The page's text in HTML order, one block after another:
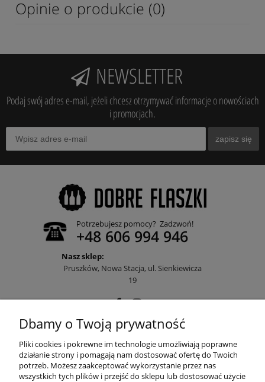
Opinie o produkcie (0)
NEWSLETTER
Podaj swój adres e-mail, jeżeli chcesz otrzymywać informacje o nowościach
i promocjach.
zapisz się
Potrzebujesz pomocy? Zadzwoń!
+48 606 994 946
Nasz sklep:
Pruszków, Nowa Stacja, ul. Sienkiewicza
19
POMOC
Dbamy o Twoją prywatność
Pliki cookies i pokrewne im technologie umożliwiają poprawne
działanie strony i pomagają nam dostosować ofertę do Twoich
potrzeb. Możesz zaakceptować wykorzystanie przez nas
wszystkich tych plików i przejść do sklepu lub dostosować użycie